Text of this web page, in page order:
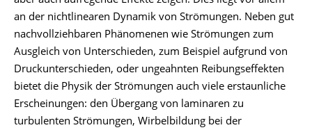
an der nichtlinearen Dynamik von Strömungen. Neben gut
nachvollziehbaren Phänomenen wie Strömungen zum
Ausgleich von Unterschieden, zum Beispiel aufgrund von
Druckunterschieden, oder ungeahnten Reibungseffekten
bietet die Physik der Strömungen auch viele erstaunliche
Erscheinungen: den Übergang von laminaren zu
turbulenten Strömungen, Wirbelbildung bei der